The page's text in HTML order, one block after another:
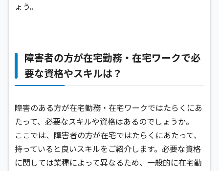
ょう。
障害者の方が在宅勤務・在宅ワークで必
要な資格やスキルは？
障害のある方が在宅勤務・在宅ワークではたらくにあ
たって、必要なスキルや資格はあるのでしょうか。
ここでは、障害者の方が在宅ではたらくにあたって、
持っていると良いスキルをご紹介します。必要な資格
に関しては業種によって異なるため、一般的に在宅勤